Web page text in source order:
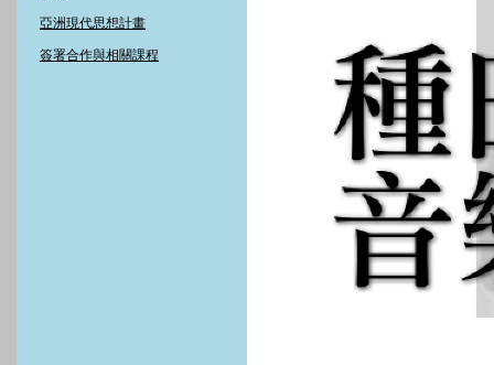
亞洲現代思想計畫
簽署合作與相關課程